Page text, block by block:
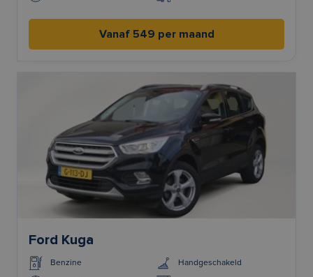
Vanaf 549 per maand
Ford Kuga
Benzine Handgeschakeld